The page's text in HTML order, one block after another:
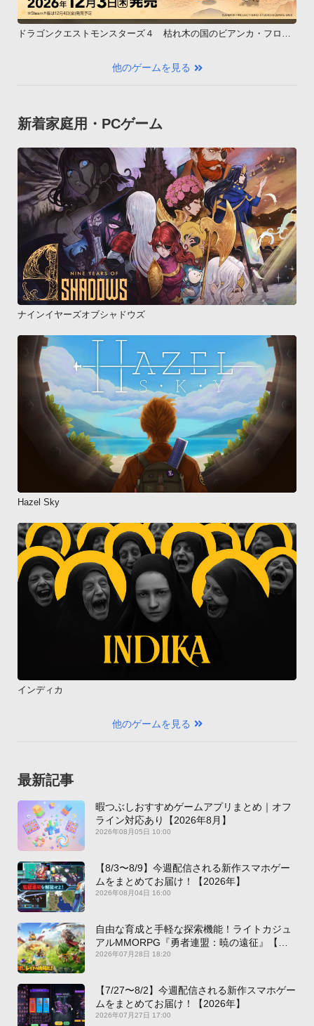
ドラゴンクエストモンスターズ４ 枯れ木の国のビアンカ・フロー
他のゲームを見る
新着家庭用・PCゲーム
ナインイヤーズオブシャドウズ
Hazel Sky
インディカ
他のゲームを見る
最新記事
暇つぶしおすすめゲームアプリまとめ｜オフ
ライン対応あり【2026年8月】
2026年08月05日 10:00
【8/3〜8/9】今週配信される新作スマホゲー
ムをまとめてお届け！【2026年】
2026年08月04日 16:00
自由な育成と手軽な探索機能！ライトカジュ
アルMMORPG『勇者連盟：暁の遠征』【最
新作PICKUP】
2026年07月28日 18:20
【7/27〜8/2】今週配信される新作スマホゲー
ムをまとめてお届け！【2026年】
2026年07月27日 17:00